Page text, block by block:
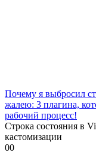
Почему я выбросил
жалею: 3 плагина,
рабочий процесс!
Строка состояния в
кастомизации
00